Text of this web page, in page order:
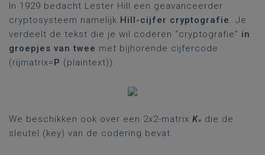
In 1929 bedacht Lester Hill een geavanceerder
cryptosysteem namelijk Hill-cijfer cryptografie. Je
verdeelt de tekst die je wil coderen “cryptografie” in
groepjes van twee met bijhorende cijfercode
(rijmatrix=P (plaintext)):
We beschikken ook over een 2x2-matrix K* die de
sleutel (key) van de codering bevat.